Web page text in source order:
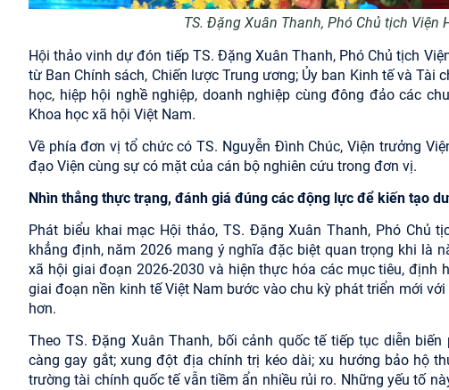
TS. Đặng Xuân Thanh, Phó Chủ tịch Viện
Hội thảo vinh dự đón tiếp TS. Đặng Xuân Thanh, Phó Chủ tịch
từ Ban Chính sách, Chiến lược Trung ương; Ủy ban Kinh tế và
học, hiệp hội nghề nghiệp, doanh nghiệp cùng đông đảo các
Khoa học xã hội Việt Nam.
Về phía đơn vị tổ chức có TS. Nguyễn Đình Chúc, Viện trưởng
đạo Viện cùng sự có mặt của cán bộ nghiên cứu trong đơn vị.
Nhìn thẳng thực trạng, đánh giá đúng các động lực để kiến tạo
Phát biểu khai mạc Hội thảo, TS. Đặng Xuân Thanh, Phó Chủ
khẳng định, năm 2026 mang ý nghĩa đặc biệt quan trọng khi là
xã hội giai đoạn 2026-2030 và hiện thực hóa các mục tiêu,
giai đoạn nền kinh tế Việt Nam bước vào chu kỳ phát triển mới
hơn.
Theo TS. Đặng Xuân Thanh, bối cảnh quốc tế tiếp tục diễn
càng gay gắt; xung đột địa chính trị kéo dài; xu hướng bảo hộ
trường tài chính quốc tế vẫn tiềm ẩn nhiều rủi ro. Những yếu tố